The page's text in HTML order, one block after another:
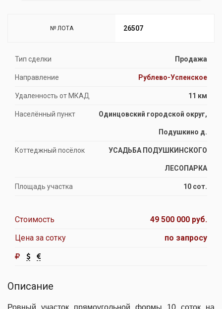
№ ЛОТА 26507
Тип сделки Продажа
Направление Рублево-Успенское
Удаленность от МКАД 11 км
Населённый пункт Одинцовский городской округ,
Подушкино д.
Коттеджный посёлок УСАДЬБА ПОДУШКИНСКОГО
ЛЕСОПАРКА
Площадь участка 10 сот.
Стоимость
49 500 000 руб.
Цена за сотку
по запросу
Описание